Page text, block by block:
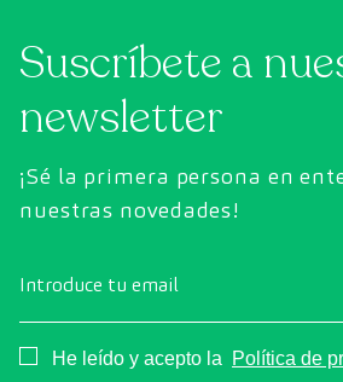
Suscríbete a
newsletter
¡Sé la primera persona en
nuestras novedades!
Introduce tu email
Consentimiento
He leído y acepto la
Política de